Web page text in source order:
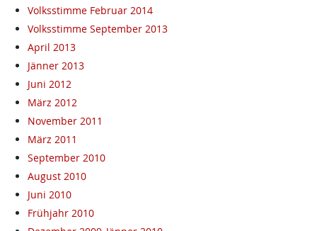
Volksstimme Februar 2014
Volksstimme September 2013
April 2013
Jänner 2013
Juni 2012
März 2012
November 2011
März 2011
September 2010
August 2010
Juni 2010
Frühjahr 2010